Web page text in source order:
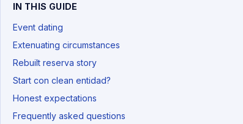
IN THIS GUIDE
Event dating
Extenuating circumstances
Rebuilt reserva story
Start con clean entidad?
Honest expectations
Frequently asked questions